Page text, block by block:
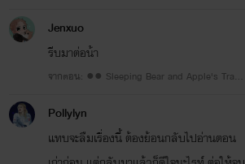
Jenxuo
รีบมาต่อน้า
จากตอน: ●● Sleeping Bear and Apple's Trap
Pollylyn
แทบจะลืมเรื่องนี้ ต้องย้อนกลับไปอ่านตอน